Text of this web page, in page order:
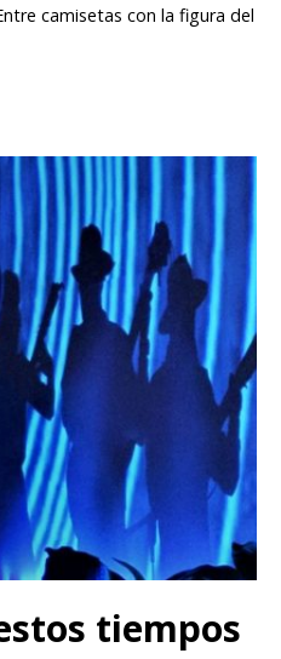
camisetas con la figura del
tiempos